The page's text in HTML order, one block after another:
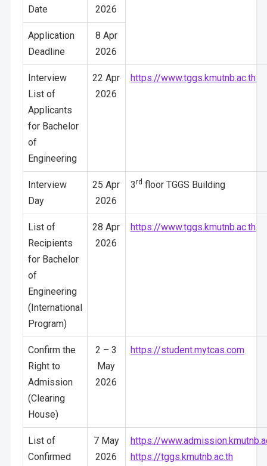
Date
2026
Application
Deadline
8 Apr
2026
Interview
List of
Applicants
for Bachelor
of
Engineering
22 Apr
2026
https://www.tggs.kmutnb.ac.th
Interview
Day
25 Apr
2026
3rd floor TGGS Building
List of
Recipients
for Bachelor
of
Engineering
(International
Program)
28 Apr
2026
https://www.tggs.kmutnb.ac.th
Confirm the
Right to
Admission
(Clearing
House)
2 – 3
May
2026
https://student.mytcas.com
List of
Confirmed
7 May
2026
https://
https://tggs.kmutnb.ac.th